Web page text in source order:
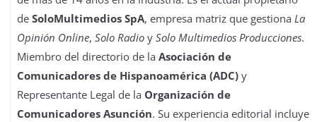
deSoloMultimedios SpA, empresa matriz que gestionaLa
Opinión Online,Solo Radio ySolo Multimedios Producciones.
Miembro del directorio de laAsociación de
Comunicadores de Hispanoamérica (ADC) y
Representante Legal de la Organización de
Comunicadores Asunción. Su experiencia editorial incluye